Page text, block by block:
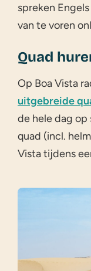
spreken
van te voren
Quad
Op Boa Vista
uitgebreide
de hele dag
quad (incl.
Vista tijdens